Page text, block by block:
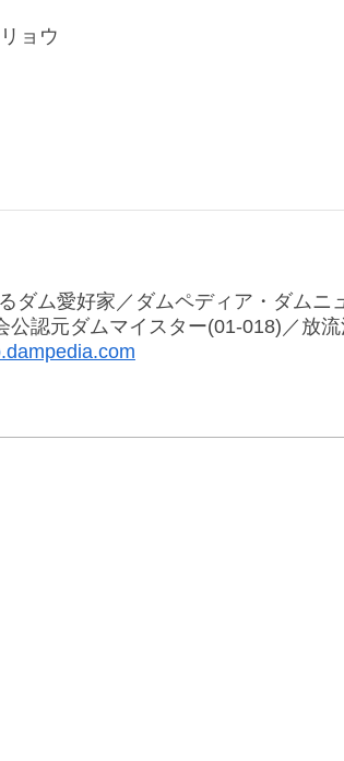
ョウ
ダム愛好家／ダムペディア・ダムニ
公認元ダムマイスター(01-018)／放